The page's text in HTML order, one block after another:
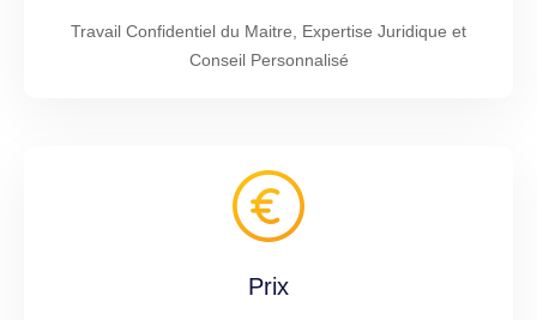
Travail Confidentiel du Maitre, Expertise Juridique et
Conseil Personnalisé
Prix